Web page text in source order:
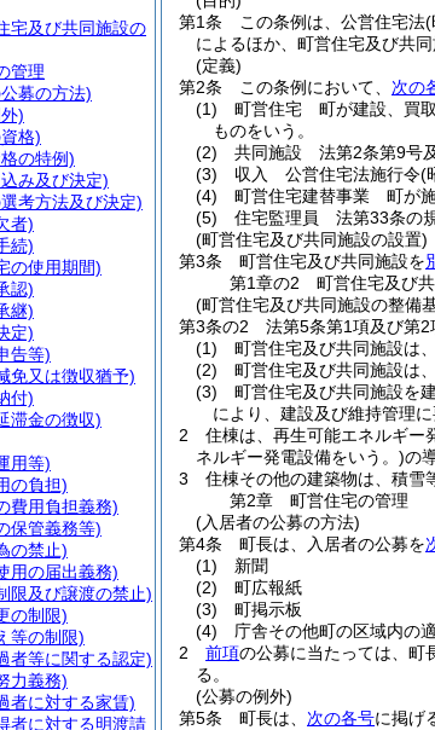
第1条
この条例は、公営住宅法(
によるほか、町営住宅及び共
(定義)
第2条
この条例において、 次の
(1)
町営住宅 町が建設、買取
ものをいう。
(2)
共同施設 法第2条第9号
(3)
収入 公営住宅法施行令(
(4)
町営住宅建替事業 町が施
(5)
住宅監理員 法第33条の
(町営住宅及び共同施設の設置)
第3条
町営住宅及び共同施設を
第1章の2
町営住宅及び
(町営住宅及び共同施設の整備
第3条の2
法第5条第1項及び第2
(1)
町営住宅及び共同施設は
(2)
町営住宅及び共同施設は
(3)
町営住宅及び共同施設を
により、建設及び維持管理
2
住棟は、再生可能エネルギー
ネルギー発電設備をいう。)の
3
住棟その他の建築物は、積雪
第2章
町営住宅の管理
(入居者の公募の方法)
第4条
町長は、入居者の公募を
(1)
新聞
(2)
町広報紙
(3)
町掲示板
(4)
庁舎その他町の区域内の
2
前項の公募に当たっては、町
る。
(公募の例外)
第5条
町長は、 次の各号に掲げ
宅及び共同施設の
管理
募の方法)
)
格)
の特例)
み及び決定)
考方法及び決定)
者)
続)
の使用期間)
認)
継)
定)
告等)
免又は徴収猶予)
付)
滞金の徴収)
用等)
の負担)
費用負担義務)
保管義務等)
の禁止)
用の届出義務)
限及び譲渡の禁止)
の制限)
等の制限)
者等に関する認定)
力義務)
者に対する家賃)
者に対する明渡請